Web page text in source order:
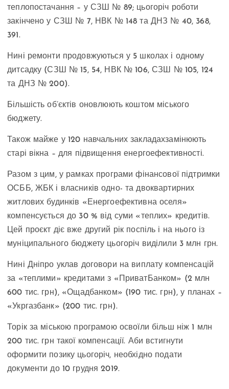
теплопостачання – у СЗШ № 89; цьогоріч роботи
закінчено у СЗШ № 7, НВК № 148 та ДНЗ № 40, 368,
391.
Нині ремонти продовжуються у 5 школах і одному
дитсадку (СЗШ № 15, 54, НВК № 106, СЗШ № 105, 124
та ДНЗ № 200).
Більшість об’єктів оновлюють коштом міського
бюджету.
Також майже у 120 навчальних закладахзамінюють
старі вікна – для підвищення енергоефективності.
Разом з цим, у рамках програми фінансової підтримки
ОСББ, ЖБК і власників одно- та двоквартирних
житлових будинків «Енергоефективна оселя»
компенсується до 30 % від суми «теплих» кредитів.
Цей проєкт діє вже другий рік поспіль і на нього із
муніципального бюджету цьогоріч виділили 3 млн грн.
Нині Дніпро уклав договори на виплату компенсацій
за «теплими» кредитами з «ПриватБанком» (2 млн
600 тис. грн), «Ощадбанком» (190 тис. грн), у планах –
«Укргазбанк» (200 тис. грн).
Торік за міською програмою освоїли більш ніж 1 млн
200 тис. грн такої компенсації. Аби встигнути
оформити позику цьогоріч, необхідно подати
документи до 10 грудня 2019.